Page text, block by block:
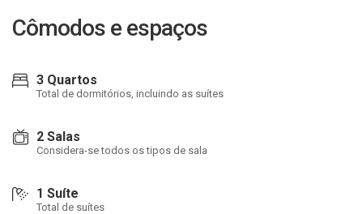
Cômodos e espaços
3 Quartos
Total de dormitórios, incluindo as suítes
2 Salas
Considera-se todos os tipos de sala
1 Suíte
Total de suítes